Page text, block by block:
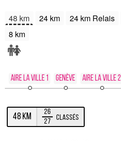
48 km 24 km 24 km Relais
8 km
Aire la Ville 1 Genève Aire la Ville 2
48 km
26
27
Classés